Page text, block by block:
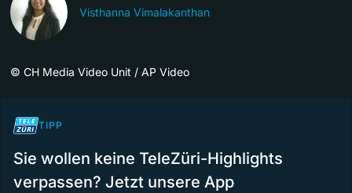
Visthanna Vimalakanthan
© CH Media Video Unit / AP Video
TIPP
Sie wollen keine TeleZüri-Highlights
verpassen? Jetzt unsere App